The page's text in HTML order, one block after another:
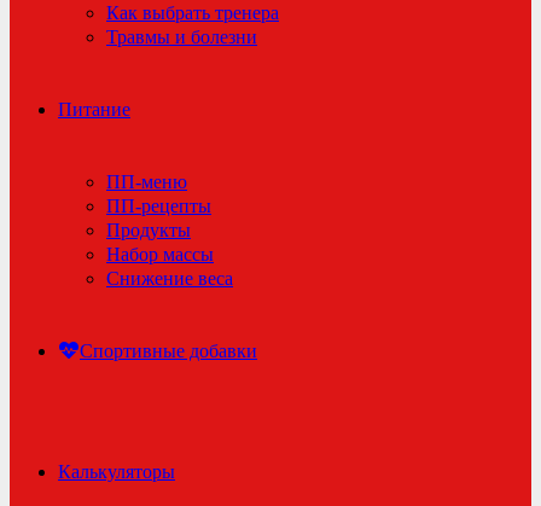
Как выбрать тренера
Травмы и болезни
Питание
ПП-меню
ПП-рецепты
Продукты
Набор массы
Снижение веса
Спортивные добавки
Калькуляторы